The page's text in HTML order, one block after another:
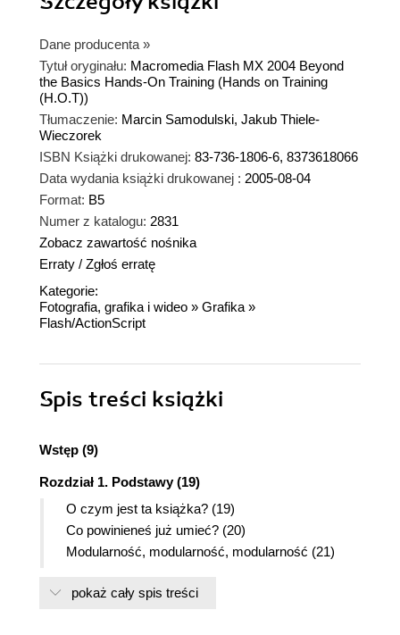
Dane producenta »
Tytuł oryginału: Macromedia Flash MX 2004 Beyond
the Basics Hands-On Training (Hands on Training
(H.O.T))
Tłumaczenie: Marcin Samodulski, Jakub Thiele-
Wieczorek
ISBN Książki drukowanej: 83-736-1806-6, 8373618066
Data wydania książki drukowanej : 2005-08-04
Format: B5
Numer z katalogu: 2831
Zobacz zawartość nośnika
Erraty / Zgłoś erratę
Kategorie:
Fotografia, grafika i wideo » Grafika »
Flash/ActionScript
Spis treści książki
Wstęp (9)
Rozdział 1. Podstawy (19)
O czym jest ta książka? (19)
Co powinieneś już umieć? (20)
Modularność, modularność, modularność (21)
Czy powinieneś dokonać aktualizacji programu
pokaż cały spis treści